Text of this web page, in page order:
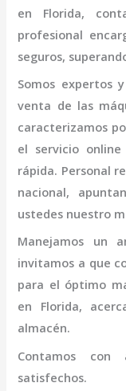
en Florida,
profesional
seguros,
Somos expertos
venta de las
caracterizamos
el servicio
rápida. Personal
nacional,
ustedes nuestro
Manejamos un
invitamos a que
para el óptimo
en Florida,
almacén.
Contamos
satisfechos.